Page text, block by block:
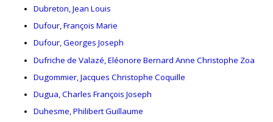
Dubreton, Jean Louis
Dufour, François Marie
Dufour, Georges Joseph
Dufriche de Valazé, Eléonore Bernard Anne Christophe Zoa
Dugommier, Jacques Christophe Coquille
Dugua, Charles François Joseph
Duhesme, Philibert Guillaume